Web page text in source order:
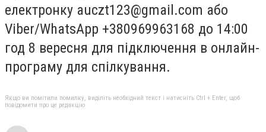
електронку auczt123@gmail.com або
Viber/WhatsApp +380969963168 до 14:00
год 8 вересня для підключення в онлайн-
програму для спілкування.
Якщо ви помітили помилку, виділіть необхідний текст і натисніть Ctrl + Enter, щоб
повідомити про це редакцію